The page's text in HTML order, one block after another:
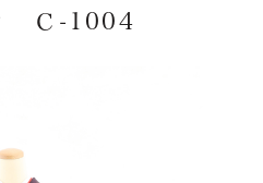
Ｃ-1004